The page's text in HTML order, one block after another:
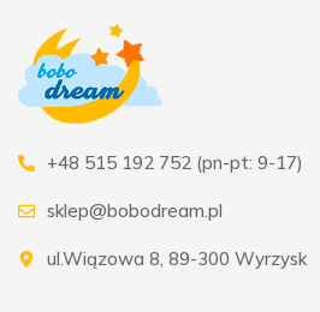
+48 515 192 752 (pn-pt: 9-17)
sklep@bobodream.pl
ul.Wiązowa 8, 89-300 Wyrzysk